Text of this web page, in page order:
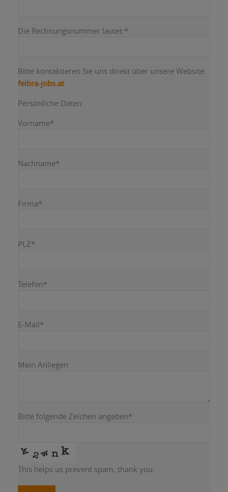
Die Rechnungsnummer lautet:*
Bitte kontaktieren Sie uns direkt über unsere Website:
feibra-jobs.at
Persönliche Daten:
Vorname*
Nachname*
Firma*
PLZ*
Telefon*
E-Mail*
Mein Anliegen
Bitte folgende Zeichen angeben*
This helps us prevent spam, thank you.